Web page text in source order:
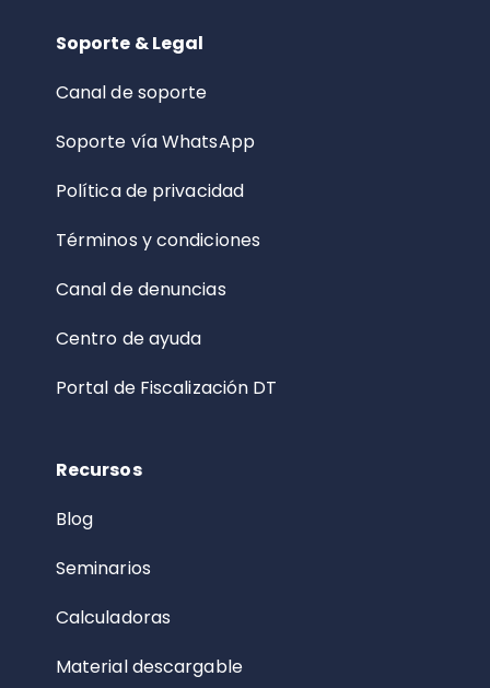
Soporte & Legal
Canal de soporte
Soporte vía WhatsApp
Política de privacidad
Términos y condiciones
Canal de denuncias
Centro de ayuda
Portal de Fiscalización DT
Recursos
Blog
Seminarios
Calculadoras
Material descargable